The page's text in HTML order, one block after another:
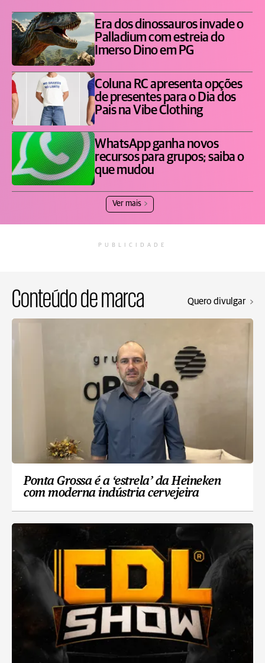
Era dos dinossauros invade o
Palladium com estreia do
Imerso Dino em PG
Coluna RC apresenta opções
de presentes para o Dia dos
Pais na Vibe Clothing
WhatsApp ganha novos
recursos para grupos; saiba o
que mudou
Ver mais
PUBLICIDADE
Conteúdo de marca Quero divulgar
Ponta Grossa é a ‘estrela’ da Heineken
com moderna indústria cervejeira